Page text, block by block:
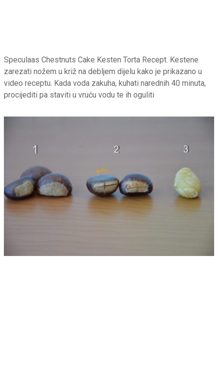
Speculaas Chestnuts Cake Kesten Torta Recept. Kestene
zarezati nožem u križ na debljem dijelu kako je prikazano u
video receptu. Kada voda zakuha, kuhati narednih 40 minuta,
procijediti pa staviti u vruću vodu te ih oguliti